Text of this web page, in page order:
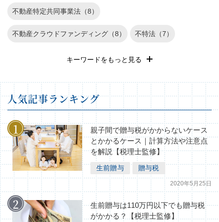
不動産特定共同事業法（8）
不動産クラウドファンディング（8） 不特法（7）
REIT（6） 遺産相続（5）
不動産（2） 家族信託（1） 株式投資（1）
相続税の基礎知識（1）
キーワードをもっと見る
⼈気記事ランキング
親子間で贈与税がかからないケース
とかかるケース｜計算方法や注意点
を解説【税理士監修】
生前贈与 贈与税
2020年5月25日
生前贈与は110万円以下でも贈与税
がかかる？【税理士監修】